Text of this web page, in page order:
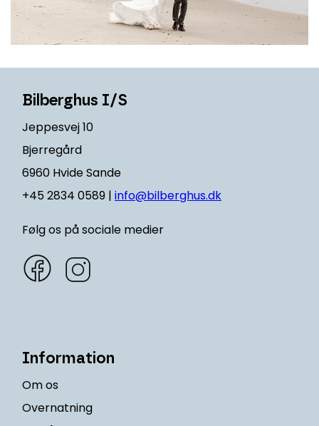
Bilberghus I/S
Jeppesvej 10
Bjerregård
6960 Hvide Sande
+45 2834 0589 | info@bilberghus.dk
Følg os på sociale medier
Information
Om os
Overnatning